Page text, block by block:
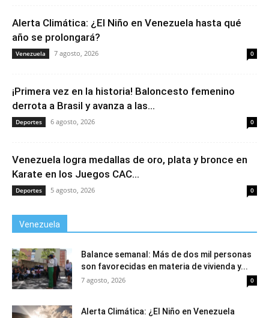
Alerta Climática: ¿El Niño en Venezuela hasta qué
año se prolongará?
Venezuela 7 agosto, 2026 0
¡Primera vez en la historia! Baloncesto femenino
derrota a Brasil y avanza a las...
Deportes 6 agosto, 2026 0
Venezuela logra medallas de oro, plata y bronce en
Karate en los Juegos CAC...
Deportes 5 agosto, 2026 0
Venezuela
Balance semanal: Más de dos mil personas
son favorecidas en materia de vivienda y...
7 agosto, 2026 0
Alerta Climática: ¿El Niño en Venezuela